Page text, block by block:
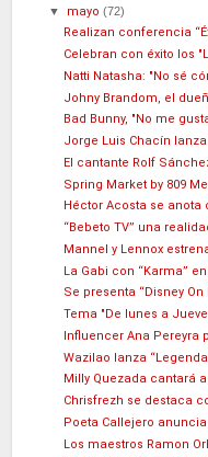
▼ mayo(72)
Realizan conferencia
Celebran con éxito los
Natti Natasha: "No sé
Johny Brandom, el
Bad Bunny, "No me
Jorge Luis Chacín
El cantante Rolf
Spring Market by 809
Héctor Acosta se
“Bebeto TV” una
Mannel y Lennox
La Gabi con “Karma”
Se presenta “Disney
Tema "De lunes a
Influencer Ana Pereyra
Wazilao lanza
Milly Quezada cantará
Chrisfrezh se destaca
Poeta Callejero
Los maestros Ramon